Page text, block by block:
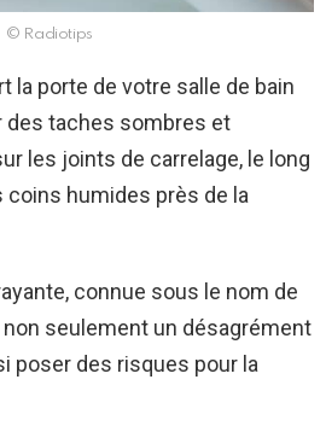
© Radiotips
la porte de votre salle de bain
des taches sombres et
les joints de carrelage, le long
coins humides près de la
connue sous le nom de
seulement un désagrément
poser des risques pour la